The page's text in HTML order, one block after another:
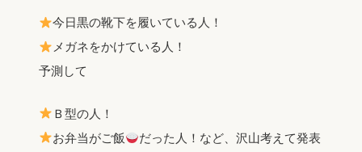
今日黒の靴下を履いている人！
メガネをかけている人！
予測して
Ｂ型の人！
お弁当がご飯
だった人！など、沢山考えて発表